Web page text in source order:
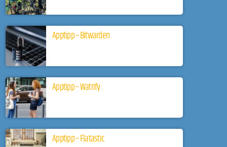
Apptipp – Bitwarden
Apptipp – Watrify
Apptipp – Flatastic